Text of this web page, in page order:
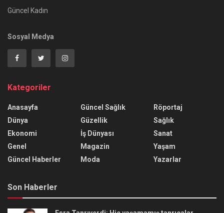
Güncel Kadın
Sosyal Medya
Kategoriler
Anasayfa
Dünya
Ekonomi
Genel
Güncel Haberler
Güncel Sağlık
Güzellik
İş Dünyası
Magazin
Moda
Röportaj
Sağlık
Sanat
Yaşam
Yazarlar
Son Haberler